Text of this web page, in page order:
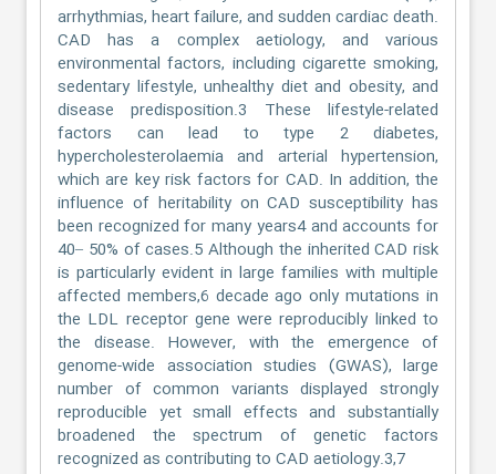
arrhythmias, heart failure, and sudden cardiac death.
CAD has a complex aetiology, and various
environmental factors, including cigarette smoking,
sedentary lifestyle, unhealthy diet and obesity, and
disease predisposition.3 These lifestyle-related
factors can lead to type 2 diabetes,
hypercholesterolaemia and arterial hypertension,
which are key risk factors for CAD. In addition, the
influence of heritability on CAD susceptibility has
been recognized for many years4 and accounts for
40– 50% of cases.5 Although the inherited CAD risk
is particularly evident in large families with multiple
affected members,6 decade ago only mutations in
the LDL receptor gene were reproducibly linked to
the disease. However, with the emergence of
genome-wide association studies (GWAS), large
number of common variants displayed strongly
reproducible yet small effects and substantially
broadened the spectrum of genetic factors
recognized as contributing to CAD aetiology.3,7